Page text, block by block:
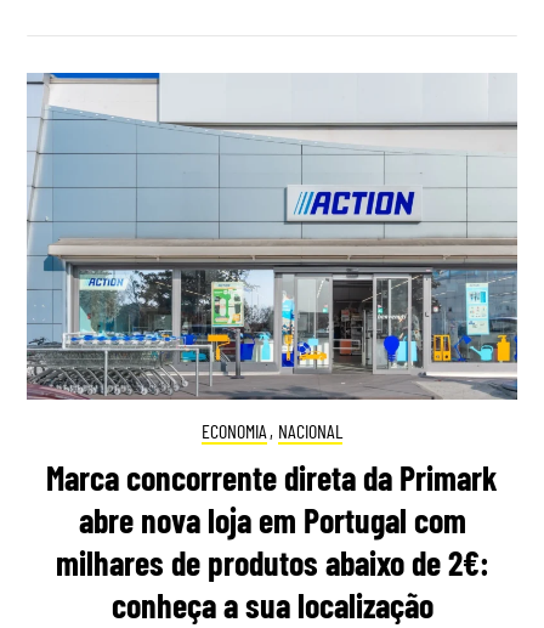
ECONOMIA , NACIONAL
Marca concorrente direta da Primark
abre nova loja em Portugal com
milhares de produtos abaixo de 2€:
conheça a sua localização